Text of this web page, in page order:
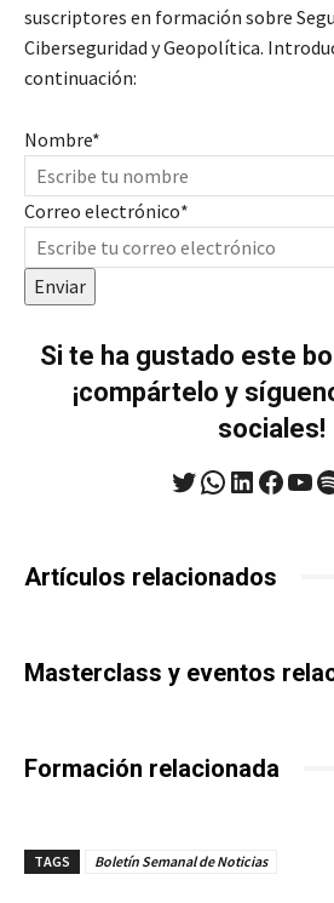
suscriptores en formación sobre
Ciberseguridad y Geopolítica.
continuación:
Nombre*
Correo electrónico*
Enviar
Si te ha gustado este
¡compártelo y
sociales!
Twitter WhatsApp LinkedIn Facebook YouTube Spotify
Artículos relacionados
Masterclass y eventos
Formación relacionada
TAGS Boletín Semanal de Noticias